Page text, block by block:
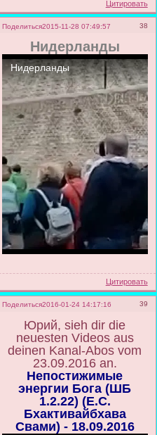
Цитировать
Поделиться 38
2015-11-28 07:49:57
Нидерланды
Цитировать
Поделиться 39
2016-01-24 14:17:16
Юрий, sieh dir die
neuesten Videos aus
deinen Kanal-Abos vom
23.09.2016 an.
Непостижимые
энергии Бога (ШБ
1.2.22) (Е.С.
Бхактивайбхава
Свами) - 18.09.2016